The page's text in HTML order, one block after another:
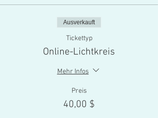
Ausverkauft
Tickettyp
Online-Lichtkreis
Mehr Infos
Preis
40,00 $